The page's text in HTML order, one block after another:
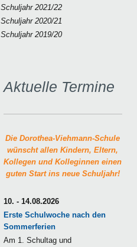
Schuljahr 2021/22
Schuljahr 2020/21
Schuljahr 2019/20
Aktuelle Termine
Die Dorothea-Viehmann-Schule
wünscht allen Kindern, Eltern,
Kollegen und Kolleginnen einen
guten Start ins neue Schuljahr!
10. - 14.08.2026
Erste Schulwoche nach den
Sommerferien
Am 1. Schultag und